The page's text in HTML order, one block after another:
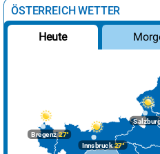
ÖSTERREICH WETTER
Heute
Bregenz27°
Innsbruck27°